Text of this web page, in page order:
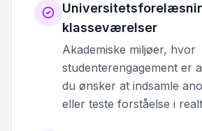
klasseværelser
Akademiske miljøer, hvor
studenterengagement er
du ønsker at indsamle
eller teste forståelse i